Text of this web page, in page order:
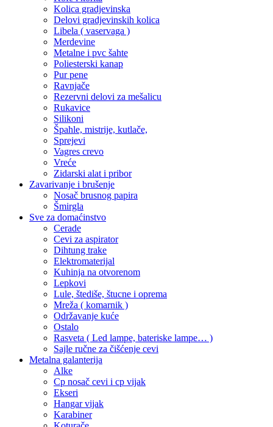
Kolica gradjevinska
Delovi gradjevinskih kolica
Libela ( vaservaga )
Merdevine
Metalne i pvc šahte
Poliesterski kanap
Pur pene
Ravnjače
Rezervni delovi za mešalicu
Rukavice
Silikoni
Špahle, mistrije, kutlače,
Sprejevi
Vagres crevo
Vreće
Zidarski alat i pribor
Zavarivanje i brušenje
Nosač brusnog papira
Šmirgla
Sve za domaćinstvo
Cerade
Cevi za aspirator
Dihtung trake
Elektromaterijal
Kuhinja na otvorenom
Lepkovi
Lule, štediše, štucne i oprema
Mreža ( komarnik )
Održavanje kuće
Ostalo
Rasveta ( Led lampe, bateriske lampe… )
Sajle ručne za čišćenje cevi
Metalna galanterija
Alke
Cp nosač cevi i cp vijak
Ekseri
Hangar vijak
Karabiner